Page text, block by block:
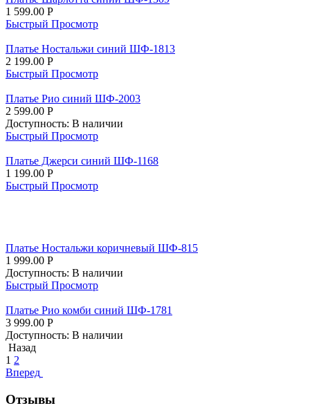
1 599.00 Р
Быстрый Просмотр
Платье Ностальжи синий ШФ-1813
2 199.00 Р
Быстрый Просмотр
Платье Рио синий ШФ-2003
2 599.00 Р
Доступность: В наличии
Быстрый Просмотр
Платье Джерси синий ШФ-1168
1 199.00 Р
Быстрый Просмотр
Платье Ностальжи коричневый ШФ-815
1 999.00 Р
Доступность: В наличии
Быстрый Просмотр
Платье Рио комби синий ШФ-1781
3 999.00 Р
Доступность: В наличии
Назад
1 2
Вперед
Отзывы